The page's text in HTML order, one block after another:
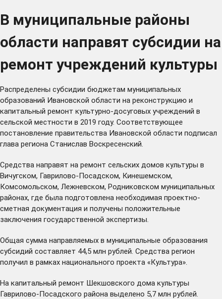
В муниципальные районы
области направят субсидии на
ремонт учреждений культуры
Распределены субсидии бюджетам муниципальных
образований Ивановской области на реконструкцию и
капитальный ремонт культурно-досуговых учреждений в
сельской местности в 2019 году. Соответствующее
постановление правительства Ивановской области подписал
глава региона Станислав Воскресенский.
Средства направят на ремонт сельских домов культуры в
Вичугском, Гаврилово-Посадском, Кинешемском,
Комсомольском, Лежневском, Родниковском муниципальных
районах, где была подготовлена необходимая проектно-
сметная документация и получены положительные
заключения государственной экспертизы.
Общая сумма направляемых в муниципальные образования
субсидий составляет 44,5 млн рублей. Средства регион
получил в рамках национального проекта «Культура».
На капитальный ремонт Шекшовского дома культуры
Гаврилово-Посадского района выделено 5,7 млн рублей.